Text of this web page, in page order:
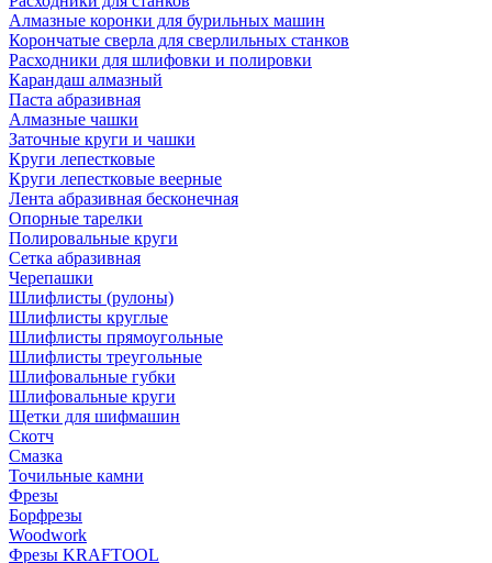
Алмазные коронки для бурильных машин
Корончатые сверла для сверлильных станков
Расходники для шлифовки и полировки
Карандаш алмазный
Паста абразивная
Алмазные чашки
Заточные круги и чашки
Круги лепестковые
Круги лепестковые веерные
Лента абразивная бесконечная
Опорные тарелки
Полировальные круги
Сетка абразивная
Черепашки
Шлифлисты (рулоны)
Шлифлисты круглые
Шлифлисты прямоугольные
Шлифлисты треугольные
Шлифовальные губки
Шлифовальные круги
Щетки для шифмашин
Скотч
Смазка
Точильные камни
Фрезы
Борфрезы
Woodwork
Фрезы KRAFTOOL